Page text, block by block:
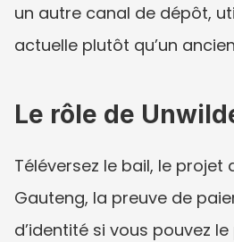
un autre canal de dépôt,
actuelle plutôt qu’un
Le rôle de
Téléversez le bail, le projet
Gauteng, la preuve de
d’identité si vous pouvez